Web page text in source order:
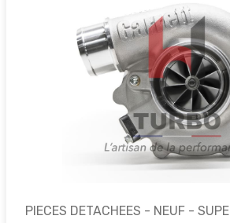
PIECES DETACHEES - NEUF -